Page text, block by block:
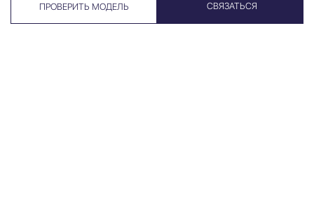
ПРОВЕРИТЬ МОДЕЛЬ СВЯЗАТЬСЯ